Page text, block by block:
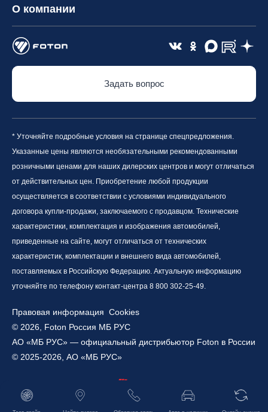
О компании
Задать вопрос
* Уточняйте подробные условия на странице спецпредложения.
Указанные цены являются необязательными рекомендованными
розничными ценами для наших дилерских центров и могут отличаться
от действительных цен. Приобретение любой продукции
осуществляется в соответствии с условиями индивидуального
договора купли-продажи, заключаемого с продавцом. Технические
характеристики, комплектация и изображения автомобилей,
приведенные на сайте, могут отличаться от технических
характеристик, комплектации и внешнего вида автомобилей,
поставляемых в Российскую Федерацию. Актуальную информацию
уточняйте по телефону контакт-центра 8 800 302-25-49.
© 2026, Foton Россия МБ РУС
АО «МБ РУС» — официальный дистрибьютор Foton в России
© 2025-2026, АО «МБ РУС»
Правовая информация Cookies